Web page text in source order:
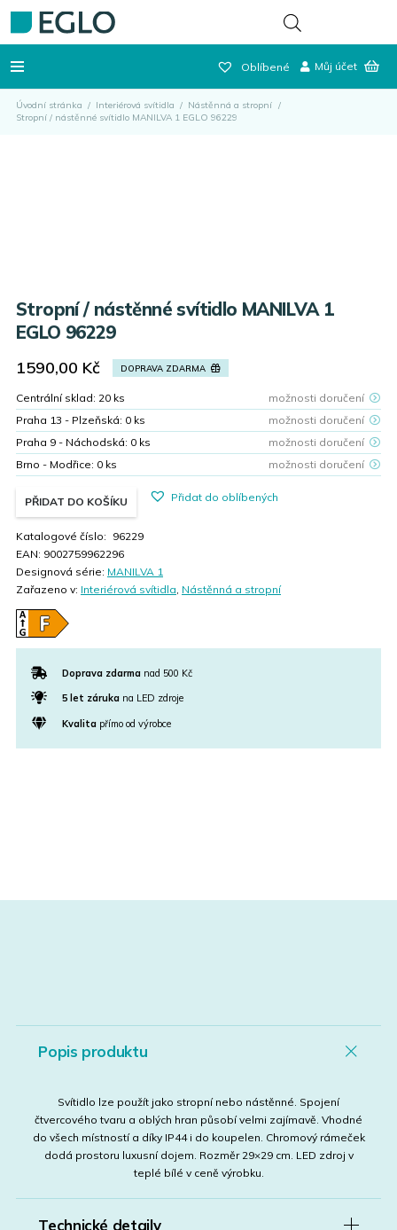
Oblíbené Můj účet
Úvodní stránka / Interiérová svítidla / Nástěnná a stropní /
Stropní / nástěnné svítidlo MANILVA 1 EGLO 96229
Stropní / nástěnné svítidlo MANILVA 1
EGLO 96229
1590,00 Kč DOPRAVA ZDARMA
Centrální sklad: 20 ks
možnosti doručení
Praha 13 - Plzeňská: 0 ks
možnosti doručení
Praha 9 - Náchodská: 0 ks
možnosti doručení
Brno - Modřice: 0 ks možnosti doručení
PŘIDAT DO KOŠÍKU Přidat do oblíbených
Katalogové číslo: 96229
EAN: 9002759962296
Designová série: MANILVA 1
Zařazeno v: Interiérová svítidla, Nástěnná a stropní
Doprava zdarma nad 500 Kč
5 let zárukana LED zdroje
Kvalitapřímo od výrobce
Popis produktu
Svítidlo lze použít jako stropní nebo nástěnné. Spojení
čtvercového tvaru a oblých hran působí velmi zajímavě. Vhodné
do všech místností a díky IP44 i do koupelen. Chromový rámeček
dodá prostoru luxusní dojem. Rozměr 29×29 cm. LED zdroj v
teplé bílé v ceně výrobku.
Technické detaily